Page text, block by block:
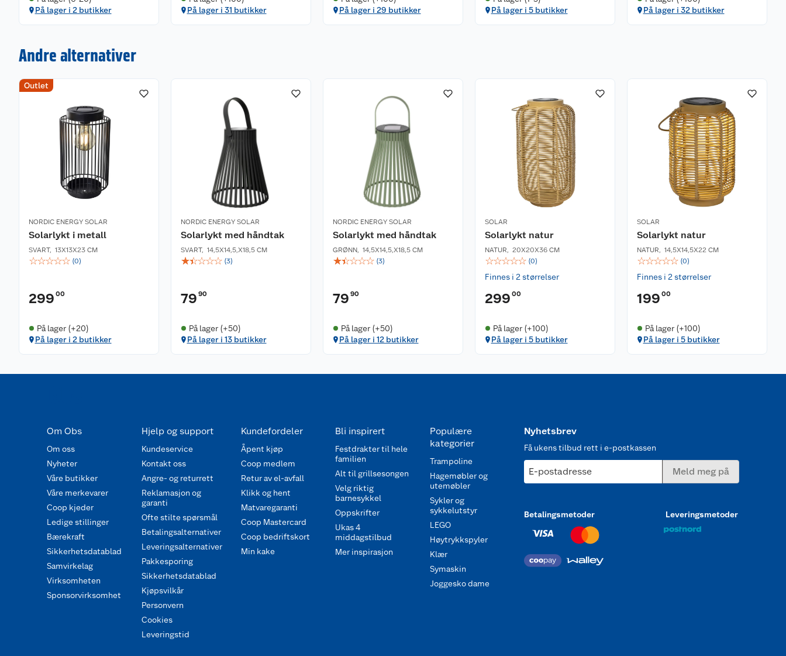
På lager i 2 butikker
På lager i 31 butikker
På lager i 29 butikker
På lager i 5 butikker
På lager i 32 butikker
Andre alternativer
Outlet
NORDIC ENERGY SOLAR
Solarlykt i metall
SVART, 13X13X23 CM
☆☆☆☆☆ (0)
299 00
På lager (+20)
På lager i 2 butikker
NORDIC ENERGY SOLAR
Solarlykt med håndtak
SVART, 14,5X14,5,X18,5 CM
☆☆☆☆☆ (3)
79 90
På lager (+50)
På lager i 13 butikker
NORDIC ENERGY SOLAR
Solarlykt med håndtak
GRØNN, 14,5X14,5,X18,5 CM
☆☆☆☆☆ (3)
79 90
På lager (+50)
På lager i 12 butikker
SOLAR
Solarlykt natur
NATUR, 20X20X36 CM
☆☆☆☆☆ (0)
Finnes i 2 størrelser
299 00
På lager (+100)
På lager i 5 butikker
SOLAR
Solarlykt natur
NATUR, 14,5X14,5X22 CM
☆☆☆☆☆ (0)
Finnes i 2 størrelser
199 00
På lager (+100)
På lager i 5 butikker
Om Obs
Om oss
Nyheter
Våre butikker
Våre merkevarer
Coop kjeder
Ledige stillinger
Bærekraft
Sikkerhetsdatablad
Samvirkelag
Virksomheten
Sponsorvirksomhet
Hjelp og support
Kundeservice
Kontakt oss
Angre- og returrett
Reklamasjon og
garanti
Ofte stilte spørsmål
Betalingsalternativer
Leveringsalternativer
Pakkesporing
Sikkerhetsdatablad
Kjøpsvilkår
Personvern
Cookies
Leveringstid
Kundefordeler
Åpent kjøp
Coop medlem
Retur av el-avfall
Klikk og hent
Matvaregaranti
Coop Mastercard
Coop bedriftskort
Min kake
Bli inspirert
Festdrakter til hele
familien
Alt til grillsesongen
Velg riktig
barnesykkel
Oppskrifter
Ukas 4
middagstilbud
Mer inspirasjon
Populære
kategorier
Trampoline
Hagemøbler og
utemøbler
Sykler og
sykkelutstyr
LEGO
Høytrykkspyler
Klær
Symaskin
Joggesko dame
Nyhetsbrev
Få ukens tilbud rett i e-postkassen
E-postadresse Meld meg på
Betalingsmetoder Leveringsmetoder